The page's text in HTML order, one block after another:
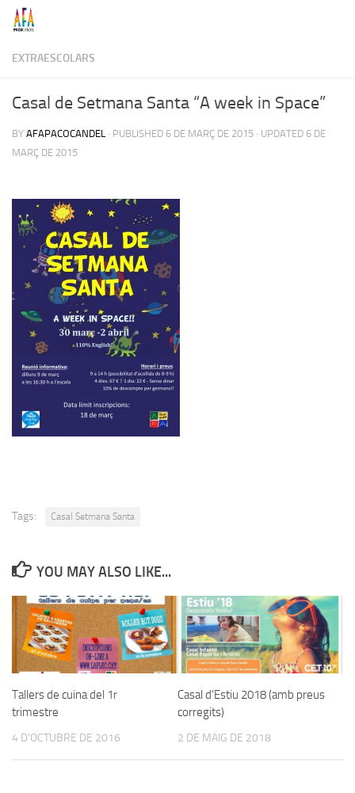
Skip to content
EXTRAESCOLARS
Casal de Setmana Santa “A week in Space”
BY AFAPACOCANDEL · PUBLISHED 6 DE MARÇ DE 2015 · UPDATED 6 DE
MARÇ DE 2015
Tags: Casal Setmana Santa
YOU MAY ALSO LIKE...
Tallers de cuina del 1r
trimestre
4 D'OCTUBRE DE 2016
Casal d’Estiu 2018 (amb preus
corregits)
2 DE MAIG DE 2018